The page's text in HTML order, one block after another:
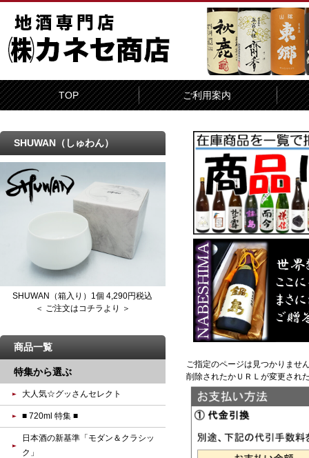
TOP ご利用案内
ご指定のページは見つかりませ
削除されたかＵＲＬが変更され
SHUWAN（しゅわん）
SHUWAN（箱入り）1個 4,290円税込
＜ ご注文はコチラより ＞
商品一覧
特集から選ぶ
大人気☆グッさんセレクト
■ 720ml 特集 ■
日本酒の新基準「モダン＆クラシッ
ク」